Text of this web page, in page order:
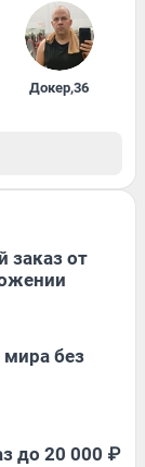
Докер,36
заказ от
мира без
до 20 000 ₽